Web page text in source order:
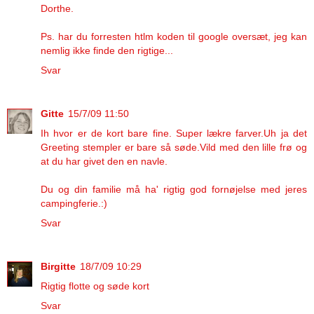
Dorthe.
Ps. har du forresten htlm koden til google oversæt, jeg kan
nemlig ikke finde den rigtige...
Svar
Gitte 15/7/09 11:50
Ih hvor er de kort bare fine. Super lækre farver.Uh ja det
Greeting stempler er bare så søde.Vild med den lille frø og
at du har givet den en navle.
Du og din familie må ha' rigtig god fornøjelse med jeres
campingferie.:)
Svar
Birgitte 18/7/09 10:29
Rigtig flotte og søde kort
Svar